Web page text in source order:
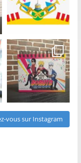
vous sur Instagram